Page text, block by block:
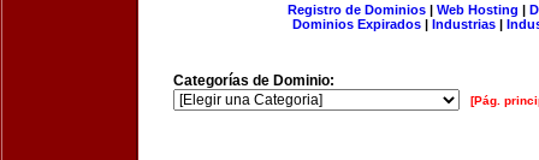
Registro de Dominios| Web Hosting |
Dominios Expirados | Industrias |
Categorías de Dominio:
[Pág.